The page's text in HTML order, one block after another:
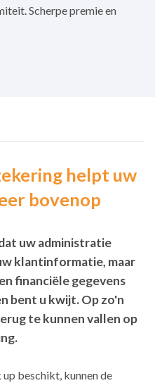
Scherpe premie en
helpt uw
bovenop
uw administratie
klantinformatie, maar
financiële gegevens
bent u kwijt. Op zo'n
te kunnen vallen op
beschikt, kunnen de